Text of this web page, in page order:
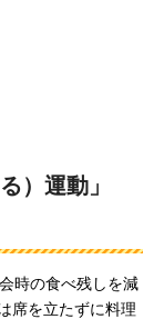
）運動」
時の食べ残しを減
席を立たずに料理